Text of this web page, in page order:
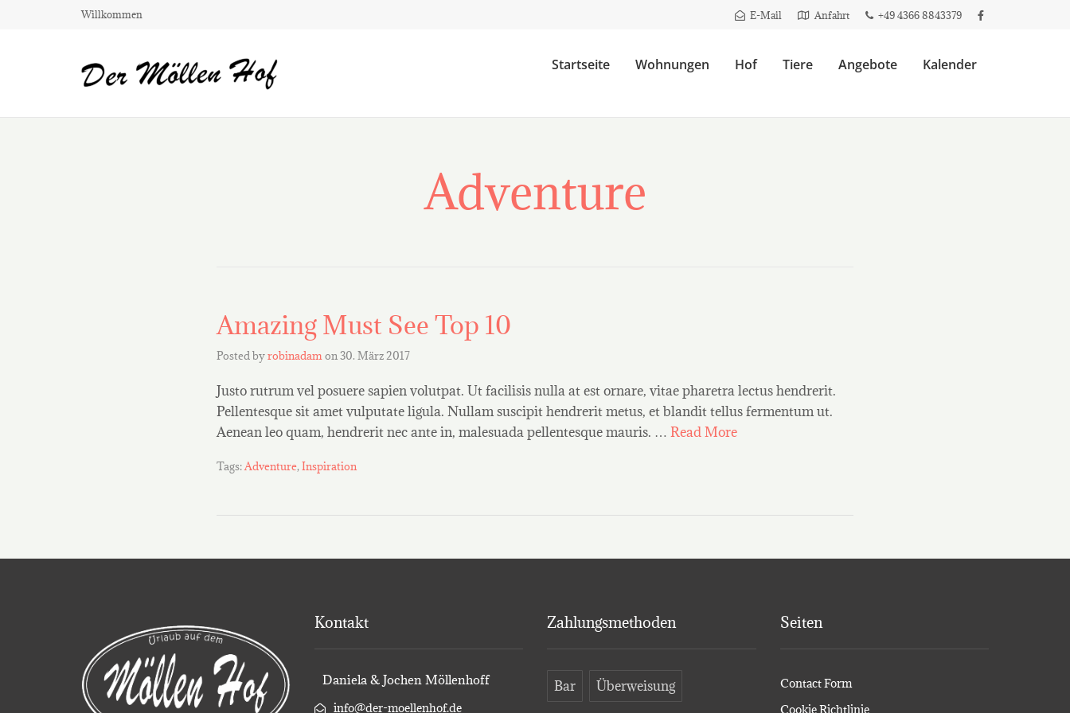
Willkommen E-Mail Anfahrt +49 4366 8843379
Startseite Wohnungen Hof Tiere Angebote Kalender
Adventure
Amazing Must See Top 10
Posted byrobinadamon30. März 2017
Justo rutrum vel posuere sapien volutpat. Ut facilisis nulla at est ornare, vitae pharetra lectus hendrerit.
Pellentesque sit amet vulputate ligula. Nullam suscipit hendrerit metus, et blandit tellus fermentum ut.
Aenean leo quam, hendrerit nec ante in, malesuada pellentesque mauris. … Read More
Tags:Adventure,Inspiration
Kontakt
Daniela & Jochen Möllenhoff
info@der-moellenhof.de
Zahlungsmethoden
Bar Überweisung
Seiten
Contact Form
Cookie Richtlinie